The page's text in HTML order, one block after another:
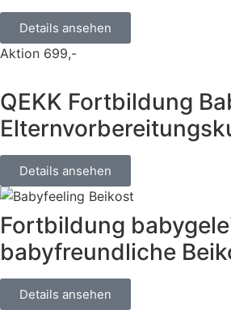
Details ansehen
Aktion 699,-
QEKK Fortbildung
Details ansehen
Fortbildung
babyfreundliche
Details ansehen